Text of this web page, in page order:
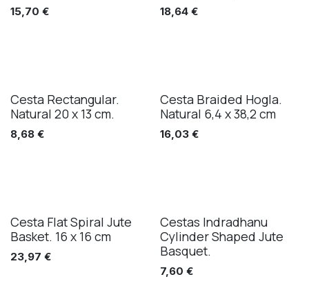
15,70 € 18,64€
Cesta Rectangular.
Natural 20 x 13 cm.
8,68 €
Cesta Braided Hogla.
Natural 6,4 x 38,2 cm
16,03€
Cesta Flat Spiral Jute
Basket. 16 x 16 cm
23,97 €
Cestas Indradhanu
Cylinder Shaped Jute
Basquet.
7,60 €